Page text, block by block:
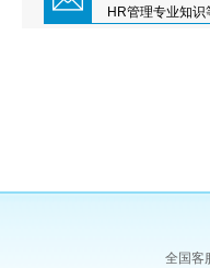
HR管理专业知识
全国客